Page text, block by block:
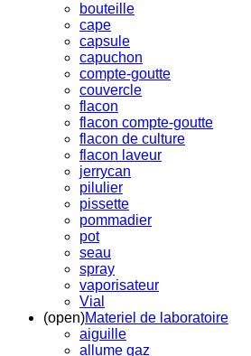
bouteille
cape
capsule
capuchon
compte-goutte
couvercle
flacon
flacon compte-goutte
flacon de culture
flacon laveur
jerrycan
pilulier
pissette
pommadier
pot
seau
spray
vaporisateur
Vial
(open)Materiel de laboratoire
aiguille
allume gaz